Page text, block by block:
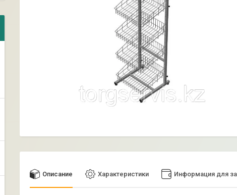
Описание Характеристики Информация для